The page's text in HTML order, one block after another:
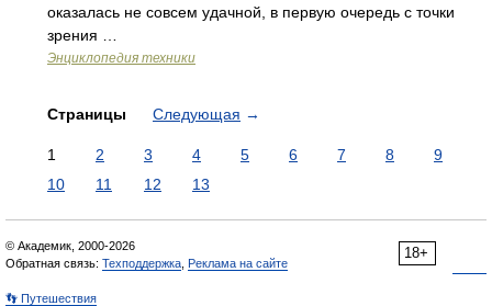
оказалась не совсем удачной, в первую очередь с точки
зрения …
Энциклопедия техники
Страницы Следующая →
1 2 3 4 5 6 7 8
9
10
11 12 13
18+
© Академик, 2000-2026
Обратная связь: Техподдержка Реклама на сайте
👣 Путешествия